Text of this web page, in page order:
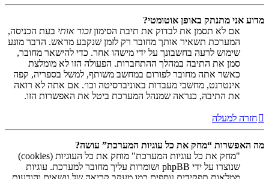
מדוע אני מתנתק באופן אוטומטי?
אם לא תסמן את לבדוק את תיבת הסימוןזכור אותי בעת הכניסה,
המערכת תשאיר אותך מחובר רק לזמן שנקבע מראש. הדבר מונע
שימוש לרעה בחשבונך על ידי מישהו אחר. כדי להישאר מחובר,
סמן את התיבה במהלך ההתחברות. הפעולה הזו לא מומלצת
כאשר אתה מחובר לפורום במחשב משותף, למשל בספריה, קפה
אינטרנט, מחשבי מעבדות באוניברסיטה וכו׳. אם אתה לא רואה
את התיבה, כנראה שמנהל המערכת ביטל את האפשרות הזו.
חזרה למעלה
מה האפשרות “מחק את כל עוגיות המערכת” עושה?
"מחק את כל עוגיות המערכת" מוחק את כל העוגיות (cookies)
שנוצרו על ידי phpBB ושומרות עליך מחובר למערכת. עוגיות